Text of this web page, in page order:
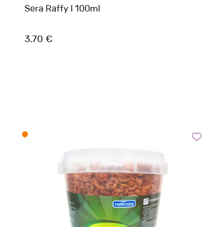
Sera Raffy I 100ml
3.70 €